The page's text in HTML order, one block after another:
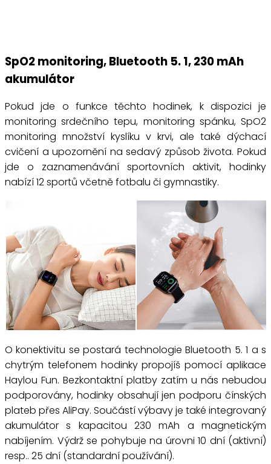
SpO2 monitoring, Bluetooth 5. 1, 230 mAh
akumulátor
Pokud jde o funkce těchto hodinek, k dispozici je
monitoring srdečního tepu, monitoring spánku, SpO2
monitoring množství kyslíku v krvi, ale také dýchací
cvičení a upozornění na sedavý způsob života. Pokud
jde o zaznamenávání sportovních aktivit, hodinky
nabízí 12 sportů včetně fotbalu či gymnastiky.
O konektivitu se postará technologie Bluetooth 5. 1 a s
chytrým telefonem hodinky propojíš pomocí aplikace
Haylou Fun. Bezkontaktní platby zatím u nás nebudou
podporovány, hodinky obsahují jen podporu čínských
plateb přes AliPay. Součástí výbavy je také integrovaný
akumulátor s kapacitou 230 mAh a magnetickým
nabíjením. Výdrž se pohybuje na úrovni 10 dní (aktivní)
resp.. 25 dní (standardní používání).